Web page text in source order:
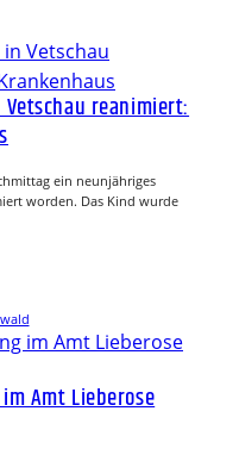
reanimiert:
ein neunjähriges
worden. Das Kind wurde
Amt Lieberose